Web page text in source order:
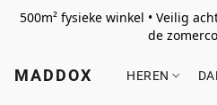
500m² fysieke winkel • Veilig
de
MADDOX HEREN